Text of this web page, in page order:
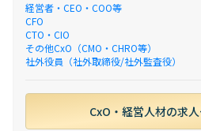
経営者・CEO・COO等
CFO
CTO・CIO
その他CxO（CMO・CHRO等）
社外役員（社外取締役/社外監査役）
CxO・経営人材の求